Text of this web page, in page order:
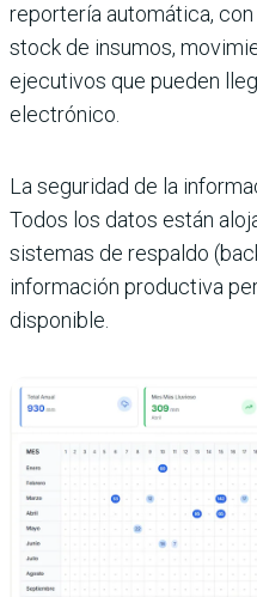
reportería automática,
stock de insumos,
ejecutivos que pueden
electrónico.
La seguridad de la
Todos los datos están
sistemas de respaldo
información productiva
disponible.